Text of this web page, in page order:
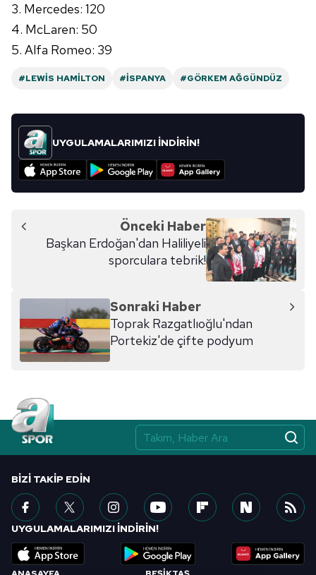
3. Mercedes: 120
4. McLaren: 50
5. Alfa Romeo: 39
#LEWIS HAMILTON #İSPANYA #GÖRKEM AĞGÜNDÜZ
UYGULAMALARIMIZI İNDİRİN!
Önceki Haber
Başkan Erdoğan'dan Haliliyeli
sporculara tebrik!
Sonraki Haber
Toprak Razgatlıoğlu'ndan
Portekiz'de çifte podyum
BIZI TAKIP EDIN
UYGULAMALARIMIZI İNDİRİN!